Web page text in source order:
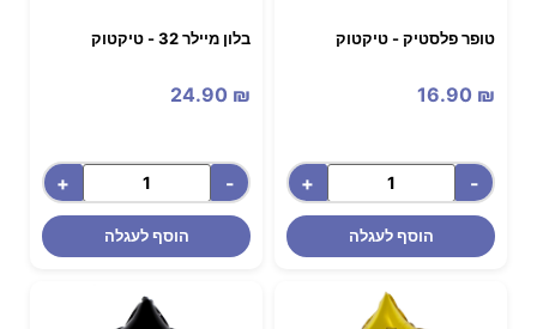
טופר פלסטיק - טיקטוק
16.90 ₪
-
+
הוסף לעגלה
בלון מיילר 32 - טיקטוק
24.90 ₪
-
+
הוסף לעגלה